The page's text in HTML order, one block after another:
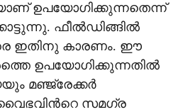
ഉപയോഗിക്കുന്നതെന്ന്
ഫീൽഡിങ്ങിൽ
ഇതിനു കാരണം. ഈ
ഉപയോഗിക്കുന്നതിൽ
മഞ്ജ്രേക്കർ
സമഗ്ര